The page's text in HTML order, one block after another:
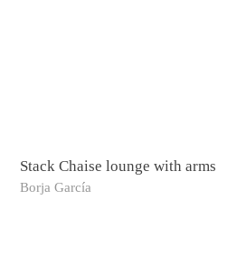
Stack Chaise lounge with arms
Borja García